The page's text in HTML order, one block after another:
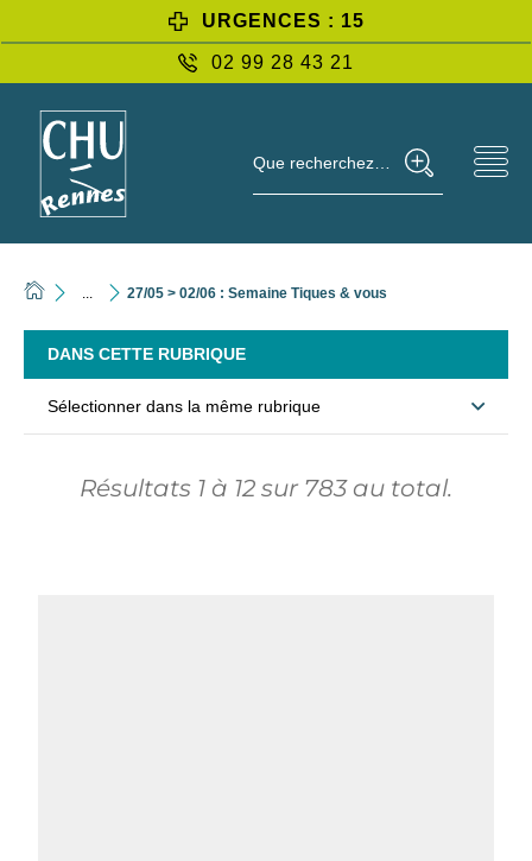
URGENCES : 15
02 99 28 43 21
Que recherchez-vous ?
27/05 > 02/06 : Semaine Tiques & vous
DANS CETTE RUBRIQUE
Sélectionner dans la même rubrique
Résultats 1 à 12 sur 783 au total.